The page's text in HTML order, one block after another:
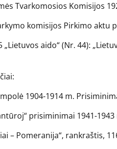
Tvarkomosios Komisijos
komisijos Pirkimo aktu
„Lietuvos aido“ (Nr. 44):
1904-1914 m.
prisiminimai 1941-
– Pomeranija“, rankraštis,